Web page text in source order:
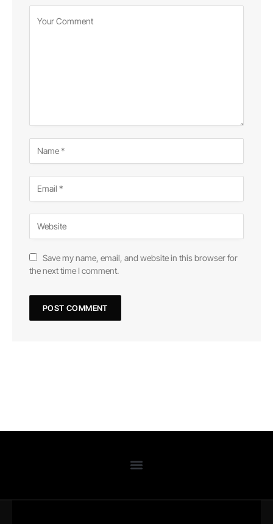
Save my name, email, and website in this browser for
the next time I comment.